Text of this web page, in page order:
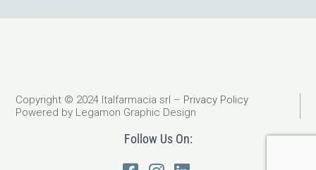
Copyright © 2024 Italfarmacia srl – Privacy Policy
Powered by Legamon Graphic Design
Follow Us On: